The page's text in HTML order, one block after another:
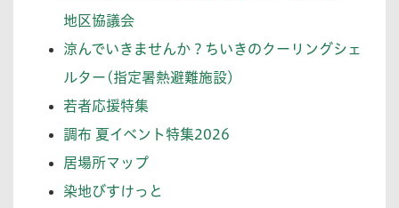
地区協議会
涼んでいきませんか？ちいきのクーリングシェ
ルター(指定暑熱避難施設)
若者応援特集
調布 夏イベント特集2026
居場所マップ
染地びすけっと